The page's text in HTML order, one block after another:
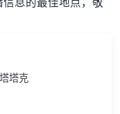
息的最佳地点，敬
塔克